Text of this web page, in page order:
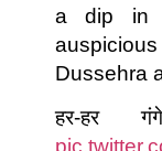
a dip in
Dussehra
हर-हर